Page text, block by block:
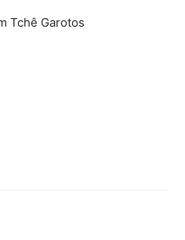
Tchê Garotos